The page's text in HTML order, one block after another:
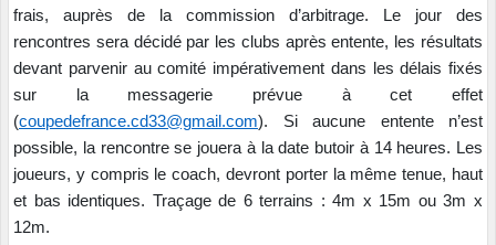
frais, auprès de la commission d’arbitrage. Le jour des
rencontres sera décidé par les clubs après entente, les résultats
devant parvenir au comité impérativement dans les délais fixés
sur la messagerie prévue à cet effet
(coupedefrance.cd33@gmail.com). Si aucune entente n’est
possible, la rencontre se jouera à la date butoir à 14 heures. Les
joueurs, y compris le coach, devront porter la même tenue, haut
et bas identiques. Traçage de 6 terrains : 4m x 15m ou 3m x
12m.